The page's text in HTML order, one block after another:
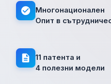
Многонационален
Опит в
11 патента и
4 полезни модели